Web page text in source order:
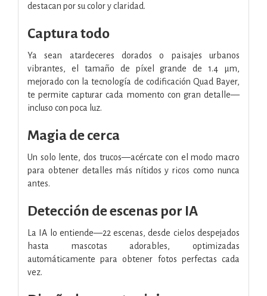
destacan por su color y claridad.
Captura todo
Ya sean atardeceres dorados o paisajes urbanos
vibrantes, el tamaño de píxel grande de 1.4 μm,
mejorado con la tecnología de codificación Quad Bayer,
te permite capturar cada momento con gran detalle—
incluso con poca luz.
Magia de cerca
Un solo lente, dos trucos—acércate con el modo macro
para obtener detalles más nítidos y ricos como nunca
antes.
Detección de escenas por IA
La IA lo entiende—22 escenas, desde cielos despejados
hasta mascotas adorables, optimizadas
automáticamente para obtener fotos perfectas cada
vez.